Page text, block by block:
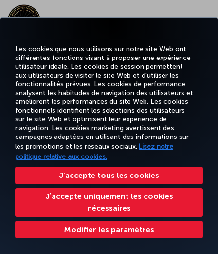
Les cookies que nous utilisons sur notre site Web ont
différentes fonctions visant à proposer une expérience
utilisateur idéale. Les cookies de session permettent
aux utilisateurs de visiter le site Web et d'utiliser les
fonctionnalités prévues. Les cookies de performance
analysent les habitudes de navigation des utilisateurs et
améliorent les performances du site Web. Les cookies
fonctionnels identifient les sélections des utilisateurs
sur le site Web et optimisent leur expérience de
navigation. Les cookies marketing avertissent des
campagnes adaptées en utilisant des informations sur
les promotions et les réseaux sociaux. Lisez notre
politique relative aux cookies.
J’accepte tous les cookies
Jʼaccepte uniquement les cookies
nécessaires
Modifier les paramètres
MEILLEUR WI-FI EN EUROPE
RÉSERVER
ET GÉRER
EXPÉRIENCE
OFFRES ET
DESTINATIONS
AIDE
TURKISH
AIRLINES
HOLIDAYS
Informations Légales Accessibilité
Règlement en ligne des litiges
Air Passenger Protection Regulation (Canada)
Accessibility Plan and Feedback Process (Canada) Accessibility Plan Progress Report
Accessibility Plan Progress Report 2025
Turkish Airlines Copyright © 1996 - 2026